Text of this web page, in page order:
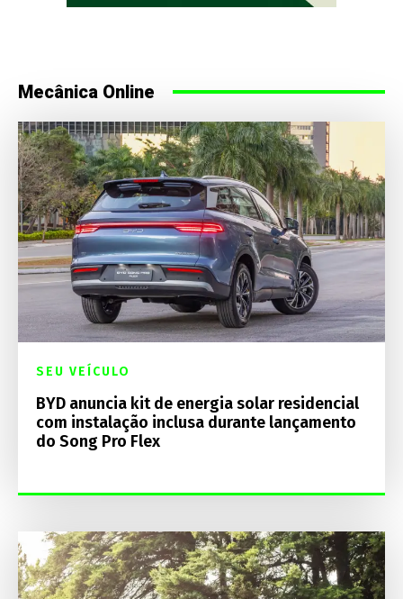
Mecânica Online
SEU VEÍCULO
BYD anuncia kit de energia solar residencial
com instalação inclusa durante lançamento
do Song Pro Flex